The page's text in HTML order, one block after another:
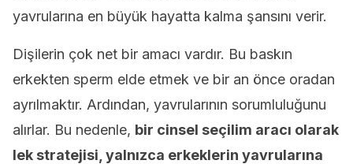
yavrularına en büyük hayatta kalma şansını verir.
Dişilerin çok net bir amacı vardır. Bu baskın
erkekten sperm elde etmek ve bir an önce oradan
ayrılmaktır. Ardından, yavrularının sorumluluğunu
alırlar. Bu nedenle, bir cinsel seçilim aracı olarak
lek stratejisi, yalnızca erkeklerin yavrularına